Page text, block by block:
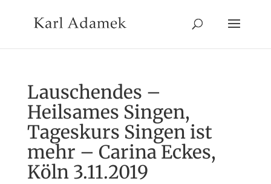
Lauschendes –
Heilsames Singen,
Tageskurs Singen ist
mehr – Carina Eckes,
Köln 3.11.2019